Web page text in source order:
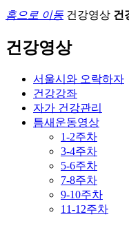
홈으로 이동 건강영상 건
건강영상
서울시와 오락하자
건강강좌
자가 건강관리
틈새운동영상
1-2주차
3-4주차
5-6주차
7-8주차
9-10주차
11-12주차